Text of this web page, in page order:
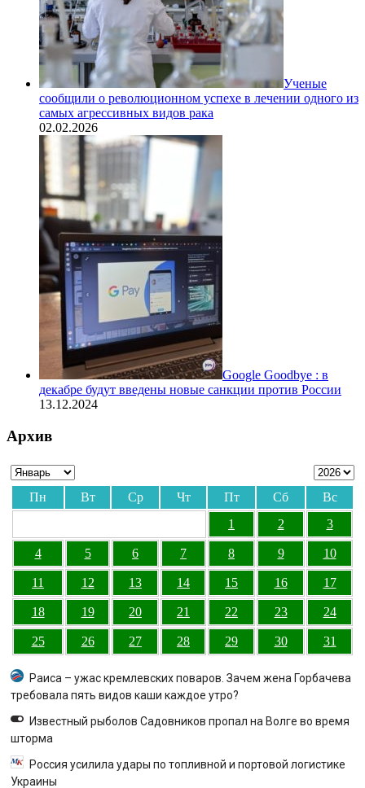
Ученые
сообщили о революционном успехе в лечении одного из
самых агрессивных видов рака
02.02.2026
Google Goodbye : в
декабре будут введены новые санкции против России
13.12.2024
Архив
Пн Вт Ср Чт Пт Сб
Вс
1
2 3
4 5 6 7 8 9 10
11 12 13 14 15 16 17
18 19 20 21 22 23 24
25 26 27 28 29 30 31
Раиса – ужас кремлевских поваров. Зачем жена Горбачева
требовала пять видов каши каждое утро?
Известный рыболов Садовников пропал на Волге во время
шторма
Россия усилила удары по топливной и портовой логистике
Украины